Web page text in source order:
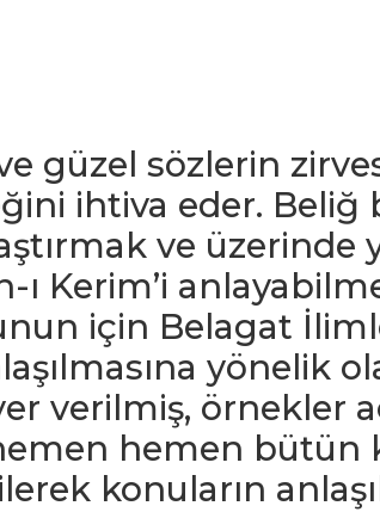
güzel sözlerin
ihtiva eder.
ve üzerinde
ı Kerim’i
için Belagat
yönelik
verilmiş, örnekler
hemen bütün
konuların